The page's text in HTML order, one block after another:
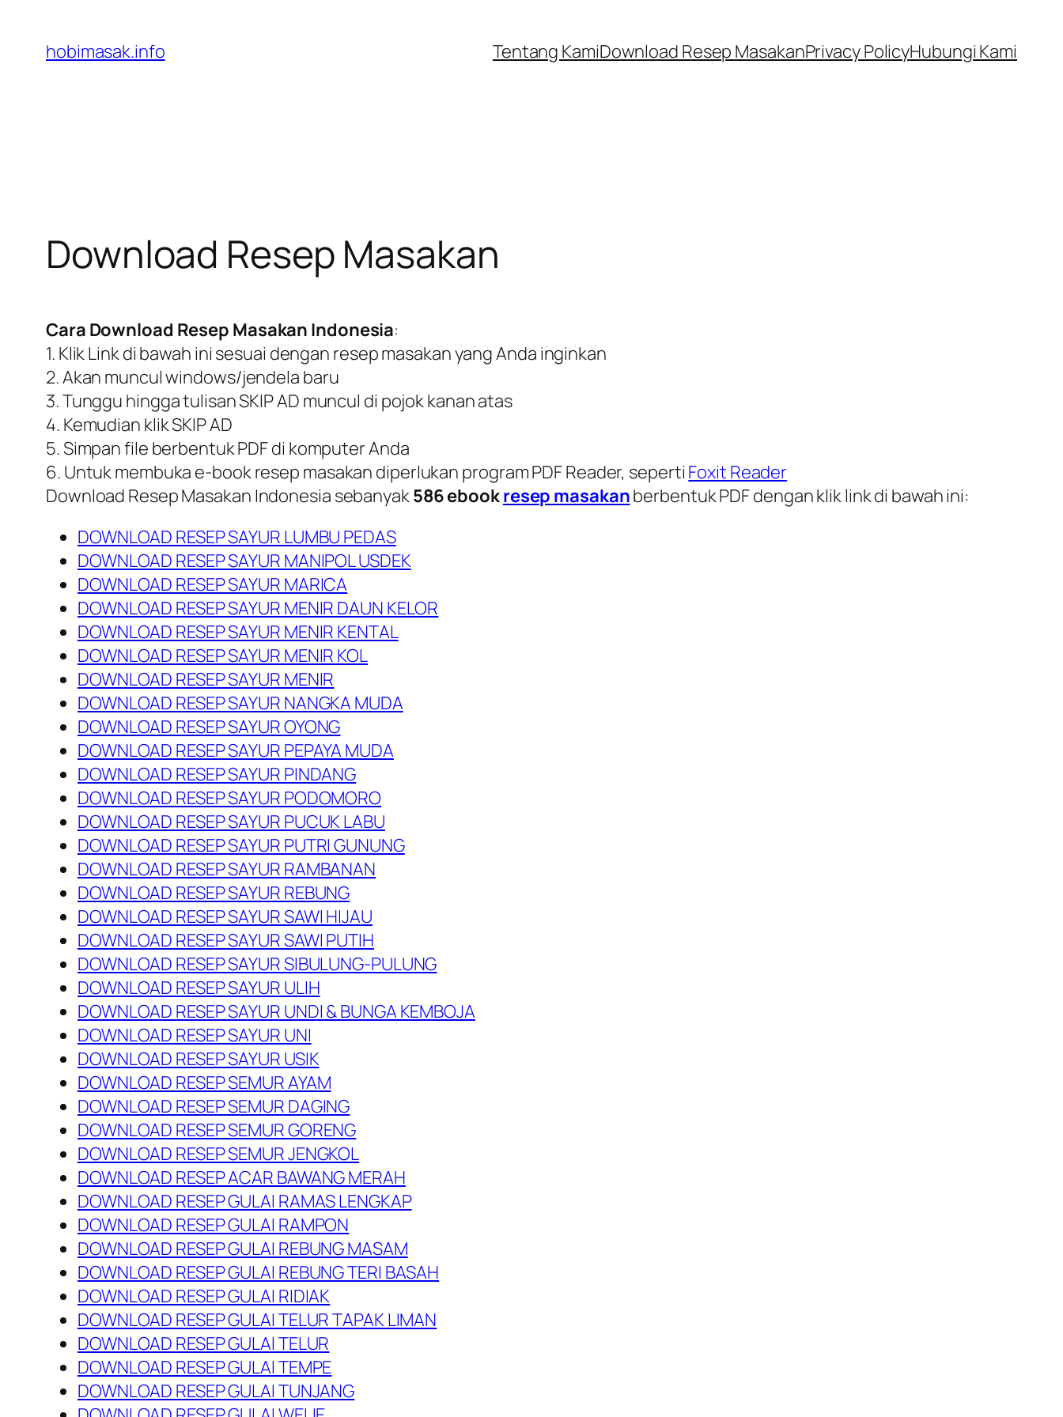
content
hobimasak.info Tentang KamiDownload Resep MasakanPrivacy PolicyHubungi Kami
Download Resep Masakan
Cara Download Resep Masakan Indonesia:
1. Klik Link di bawah ini sesuai dengan resep masakan yang Anda inginkan
2. Akan muncul windows/jendela baru
3. Tunggu hingga tulisan SKIP AD muncul di pojok kanan atas
4. Kemudian klik SKIP AD
5. Simpan file berbentuk PDF di komputer Anda
6. Untuk membuka e-book resep masakan diperlukan program PDF Reader, seperti Foxit Reader
Download Resep Masakan Indonesia sebanyak586ebookresep masakanberbentuk PDF dengan klik link di bawah ini:
DOWNLOAD RESEP SAYUR LUMBU PEDAS
DOWNLOAD RESEP SAYUR MANIPOL USDEK
DOWNLOAD RESEP SAYUR MARICA
DOWNLOAD RESEP SAYUR MENIR DAUN KELOR
DOWNLOAD RESEP SAYUR MENIR KENTAL
DOWNLOAD RESEP SAYUR MENIR KOL
DOWNLOAD RESEP SAYUR MENIR
DOWNLOAD RESEP SAYUR NANGKA MUDA
DOWNLOAD RESEP SAYUR OYONG
DOWNLOAD RESEP SAYUR PEPAYA MUDA
DOWNLOAD RESEP SAYUR PINDANG
DOWNLOAD RESEP SAYUR PODOMORO
DOWNLOAD RESEP SAYUR PUCUK LABU
DOWNLOAD RESEP SAYUR PUTRI GUNUNG
DOWNLOAD RESEP SAYUR RAMBANAN
DOWNLOAD RESEP SAYUR REBUNG
DOWNLOAD RESEP SAYUR SAWI HIJAU
DOWNLOAD RESEP SAYUR SAWI PUTIH
DOWNLOAD RESEP SAYUR SIBULUNG-PULUNG
DOWNLOAD RESEP SAYUR ULIH
DOWNLOAD RESEP SAYUR UNDI & BUNGA KEMBOJA
DOWNLOAD RESEP SAYUR UNI
DOWNLOAD RESEP SAYUR USIK
DOWNLOAD RESEP SEMUR AYAM
DOWNLOAD RESEP SEMUR DAGING
DOWNLOAD RESEP SEMUR GORENG
DOWNLOAD RESEP SEMUR JENGKOL
DOWNLOAD RESEP ACAR BAWANG MERAH
DOWNLOAD RESEP GULAI RAMAS LENGKAP
DOWNLOAD RESEP GULAI RAMPON
DOWNLOAD RESEP GULAI REBUNG MASAM
DOWNLOAD RESEP GULAI REBUNG TERI BASAH
DOWNLOAD RESEP GULAI RIDIAK
DOWNLOAD RESEP GULAI TELUR TAPAK LIMAN
DOWNLOAD RESEP GULAI TELUR
DOWNLOAD RESEP GULAI TEMPE
DOWNLOAD RESEP GULAI TUNJANG